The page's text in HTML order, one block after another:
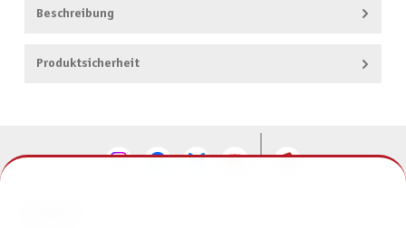
Beschreibung
Produktsicherheit